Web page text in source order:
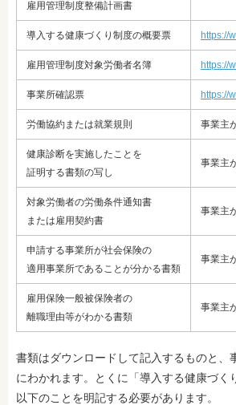
雇用管理制度整備計画書
導入する健康づくり制度の概要票 https://
雇用管理制度対象労働者名簿 https://
事業所確認票 https://
労働協約または就業規則 事業主
健康診断を実施したことを
証明する書類の写し
事業主
対象労働者の労働条件通知書
または雇用契約書
事業主
申請する事業所が社会保険の
適用事業所であることが分かる書類
事業主
雇用保険一般被保険者の
離職理由等がわかる書類
事業主
書類はダウンロードして記入するものと、
にわかれます。とくに「導入する健康づく
以下のことを明記する必要があります。